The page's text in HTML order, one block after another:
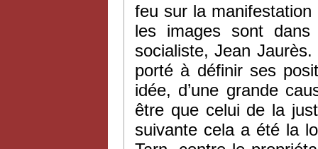
feu sur la manifestation
les images sont
socialiste, Jean Jaurès.
porté à définir ses
idée, d’une grande
être que celui de la
suivante cela a été la